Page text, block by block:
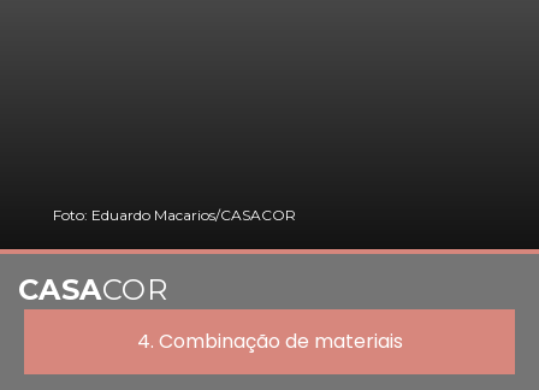
Foto: Eduardo Macarios/CASACOR
4. Combinação de materiais
CASACOR